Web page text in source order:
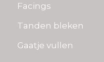
Facings
Tanden bleken
Gaatje vullen